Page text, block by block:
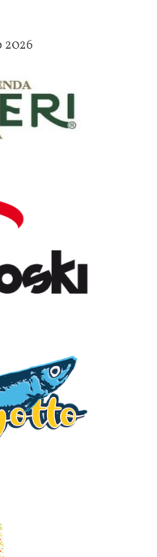
2026